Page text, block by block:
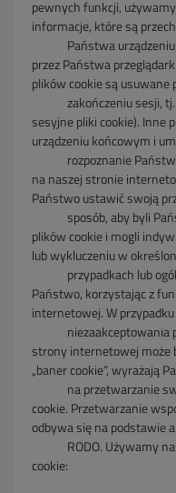
pewnych funkcji,
informacje, które są
Państwa
przez Państwa
plików cookie są usuwane
zakończeniusesji,
sesyjne pliki cookie). Inne
urządzeniu końcowym i
rozpoznanie
na naszej stronie
Państwo ustawić swoją
sposób, aby byli
plików cookie i mogli
lub wykluczeniu w
przypadkach lub
Państwo, korzystając z
internetowej. W przypadku
niezaakceptowania
stronyinternetowej może
„baner cookie”, wyrażają
na przetwarzanie
cookie. Przetwarzanie
odbywa się na podstawie
RODO. Używamy
cookie: